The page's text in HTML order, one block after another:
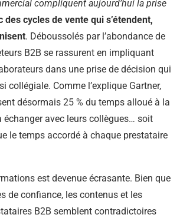
compliquent aujourd’hui la prise
des cycles de vente qui s’étendent,
. Déboussolés par l’abondance de
B2B se rassurent en impliquant
dans une prise de décision qui
collégiale. Comme l’explique Gartner,
désormais 25 % du temps alloué à la
échanger avec leurs collègues… soit
le temps accordé à chaque prestataire
est devenue écrasante. Bien que
de confiance, les contenus et les
B2B semblent contradictoires